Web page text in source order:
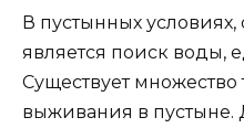
В пустынных
является поиск воды,
Существует
выживания в